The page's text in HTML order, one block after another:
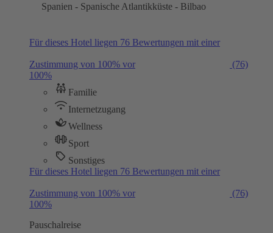
Spanien - Spanische Atlantikküste - Bilbao
Für dieses Hotel liegen 76 Bewertungen mit einer
Zustimmung von 100% vor
(76)
100%
Familie
Internetzugang
Wellness
Sport
Sonstiges
Für dieses Hotel liegen 76 Bewertungen mit einer
Zustimmung von 100% vor
(76)
100%
Pauschalreise